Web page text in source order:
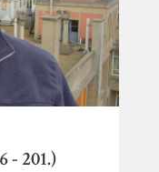
- 201.)